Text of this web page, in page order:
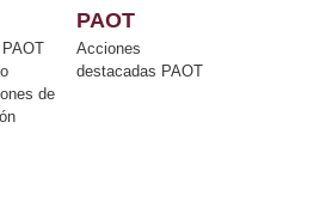
de
PAOT
Acciones
destacadas PAOT